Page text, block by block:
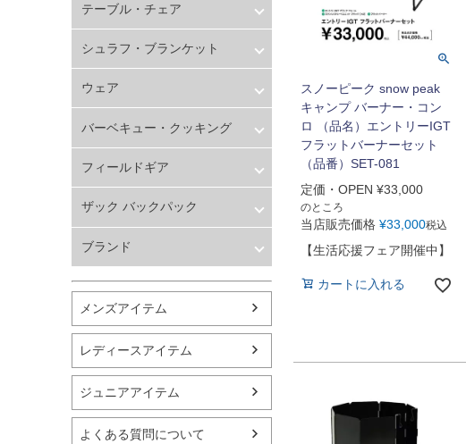
スポーツアパレル
テニス
バレーボール
フィットネス用品
スイミング用品
マリン
スケートボード
野球・ソフトボール
ゴルフ
卓球用品
健康器具・サポーター
スポーツアクセサリー
バッグ・サングラス
ハンドボール用品
ラグビー用品
グランドゴルフ
テーブル・チェア
チェア
シュラフ・ブランケット
ウェア
レディース
バーベキュー・クッキング
コンロ
クッカー
ダッチオーブン
フィールドギア
ナイフ・マルチツール
アクセサリー
ザック バックパック
ブランド
ユニフレーム
ダンロップ
ogawa(オガワ)
イワタニプリムス
EPI
ヘリノックス
キャプテンスタッグ
メンズアイテム
レディースアイテム
ジュニアアイテム
よくある質問について
スノーピーク snow peak
キャンプ バーナー・コン
ロ （品名）エントリーIGT
フラットバーナーセット
（品番）SET-081
定価・OPEN ¥33,000
のところ
当店販売価格 ¥33,000税込
【生活応援フェア開催中】
カートに入れる